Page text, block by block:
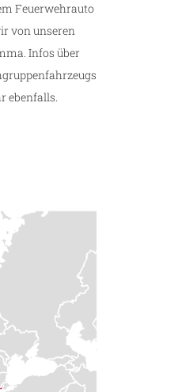
Feuerwehrauto
von unseren
Infos über
ebenfalls.